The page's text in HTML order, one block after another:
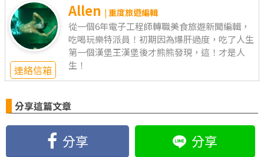
連絡信箱
Allen | 重度旅遊編輯
從一個6年電子工程師轉職美食旅遊新聞編輯，
吃喝玩樂特派員！初期因為爆肝過度，吃了人生
第一個漢堡王漢堡後才熊熊發現，這！才是人
生！
分享這篇文章
分享 分享